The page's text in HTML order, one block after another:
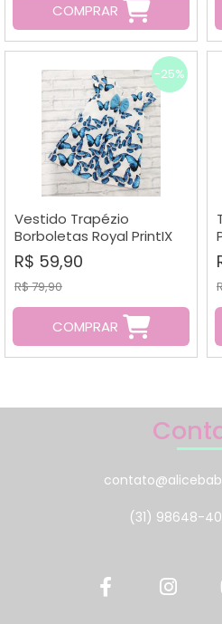
COMPRAR
-25%
Vestido Trapézio
Borboletas Royal PrintIX
R$ 59,90
R$ 79,90
COMPRAR
(31) 98648-